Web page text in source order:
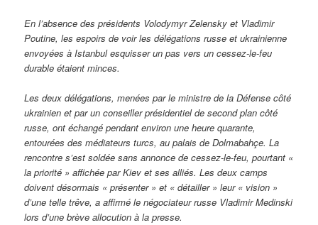
En l’absence des présidents Volodymyr Zelensky et Vladimir
Poutine, les espoirs de voir les délégations russe et ukrainienne
envoyées à Istanbul esquisser un pas vers un cessez-le-feu
durable étaient minces.
Les deux délégations, menées par le ministre de la Défense côté
ukrainien et par un conseiller présidentiel de second plan côté
russe, ont échangé pendant environ une heure quarante,
entourées des médiateurs turcs, au palais de Dolmabahçe. La
rencontre s’est soldée sans annonce de cessez-le-feu, pourtant «
la priorité » affichée par Kiev et ses alliés. Les deux camps
doivent désormais « présenter » et « détailler » leur « vision »
d’une telle trêve, a affirmé le négociateur russe Vladimir Medinski
lors d’une brève allocution à la presse.